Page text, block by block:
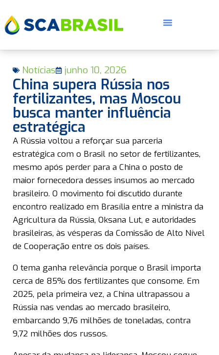
Notícias junho 10, 2026
China supera Rússia nos
fertilizantes, mas Moscou
busca manter influência
estratégica
A Rússia voltou a reforçar sua parceria
estratégica com o Brasil no setor de fertilizantes,
mesmo após perder para a China o posto de
maior fornecedora desses insumos ao mercado
brasileiro. O movimento foi discutido durante
encontro realizado em Brasília entre a ministra da
Agricultura da Rússia, Oksana Lut, e autoridades
brasileiras, às vésperas da Comissão de Alto Nível
de Cooperação entre os dois países.
O tema ganha relevância porque o Brasil importa
cerca de 85% dos fertilizantes que consome. Em
2025, pela primeira vez, a China ultrapassou a
Rússia nas vendas ao mercado brasileiro,
embarcando 9,76 milhões de toneladas, contra
9,72 milhões dos russos.